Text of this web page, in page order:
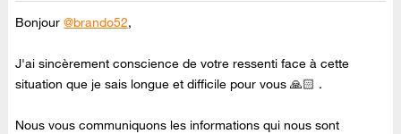
Bonjour@brando52,
J'ai sincèrement conscience de votre ressenti face à cette
situation que je sais longue et difficile pour vous 🙏🏻 .
Nous vous communiquons les informations qui nous sont